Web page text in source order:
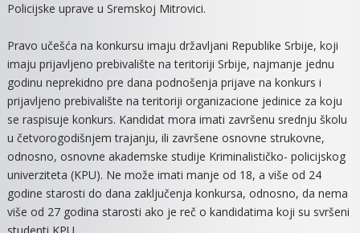
Policijske uprave u Sremskoj Mitrovici.
Pravo učešća na konkursu imaju državljani Republike Srbije, koji
imaju prijavljeno prebivalište na teritoriji Srbije, najmanje jednu
godinu neprekidno pre dana podnošenja prijave na konkurs i
prijavljeno prebivalište na teritoriji organizacione jedinice za koju
se raspisuje konkurs. Kandidat mora imati završenu srednju školu
u četvorogodišnjem trajanju, ili završene osnovne strukovne,
odnosno, osnovne akademske studije Kriminalističko- policijskog
univerziteta (KPU). Ne može imati manje od 18, a više od 24
godine starosti do dana zaključenja konkursa, odnosno, da nema
više od 27 godina starosti ako je reč o kandidatima koji su svršeni